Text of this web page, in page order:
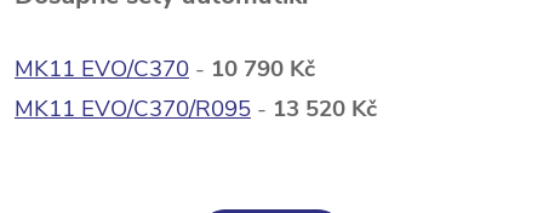
MK11 EVO/C370 - 10 790 Kč
MK11 EVO/C370/R095 - 13 520 Kč